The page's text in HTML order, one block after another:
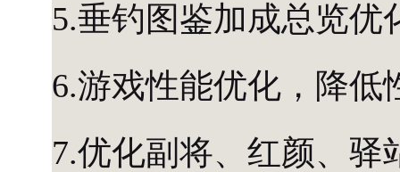
5.垂钓图鉴加成总览
6.游戏性能优化，降低
7.优化副将、红颜、驿